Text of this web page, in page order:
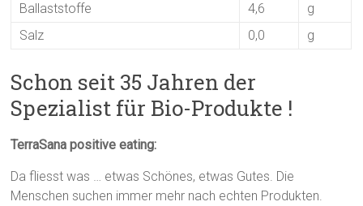
Ballaststoffe 4,6
g
Salz
0,0 g
Schon seit 35 Jahren der
Spezialist für Bio-Produkte !
TerraSana positive eating:
Da fliesst was … etwas Schönes, etwas Gutes. Die
Menschen suchen immer mehr nach echten Produkten.